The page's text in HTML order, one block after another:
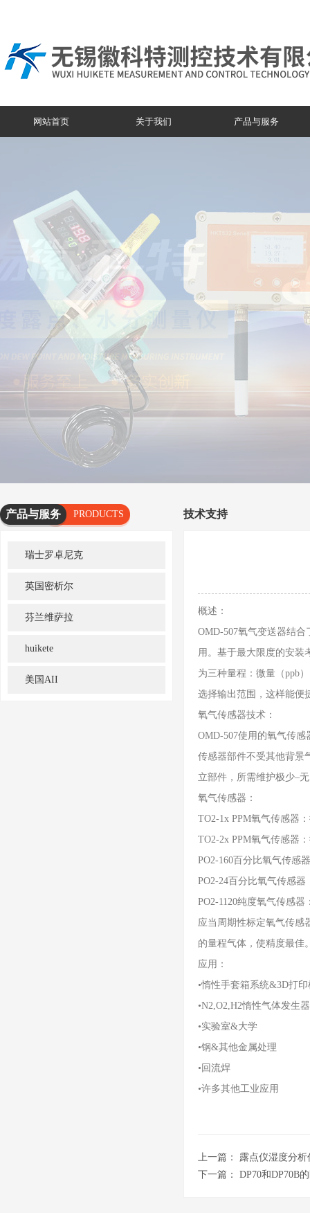
网站首页 关于我们 产品与服务
产品与服务
PRODUCTS
SERVICES
瑞士罗卓尼克
英国密析尔
芬兰维萨拉
huikete
美国AII
技术支持
概述：
OMD-507氧气变送器结
用。基于最大限度的安装
为三种量程：微量（ppb
选择输出范围，这样能便
氧气传感器技术：
OMD-507使用的氧气传
传感器部件不受其他背景
立部件，所需维护极少–
氧气传感器：
TO2-1x PPM氧气传感器
TO2-2x PPM氧气传感器
PO2-160百分比氧气传感
PO2-24百分比氧气传感
PO2-1120纯度氧气传感器
应当周期性标定氧气传感
的量程气体，使精度最佳
应用：
•惰性手套箱系统&3D打印
•N2,O2,H2惰性气体发生器
•实验室&大学
•钢&其他金属处理
•回流焊
•许多其他工业应用
上一篇： 露点仪湿度分
下一篇： DP70和DP70B